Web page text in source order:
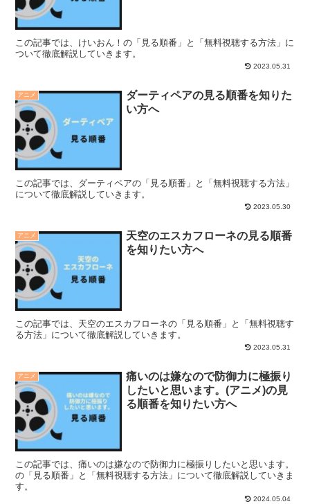
この記事では、けいおん！の「見る順番」と「無料視聴する方法」に
ついて徹底解説していきます。
2023.05.31
アニメ
ダーティペアの見る順番を知りた
い方へ
この記事では、ダーティペアの「見る順番」と「無料視聴する方法」
について徹底解説していきます。
2023.05.30
アニメ
天空のエスカフローネの見る順番
を知りたい方へ
この記事では、天空のエスカフローネの「見る順番」と「無料視聴す
る方法」について徹底解説していきます。
2023.05.31
アニメ
痛いのは嫌なので防御力に極振り
したいと思います。(アニメ)の見
る順番を知りたい方へ
この記事では、痛いのは嫌なので防御力に極振りしたいと思います。
の「見る順番」と「無料視聴する方法」について徹底解説していきま
す。
2024.05.04